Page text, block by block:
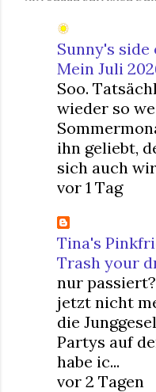
Sunny's side
Mein Juli
Soo.
wieder so
ihn geliebt,
sich auch
vor 1 Tag
Tina's
Trash your
nur
jetzt nicht
die
Partys auf
habe ic...
vor 2 Tagen